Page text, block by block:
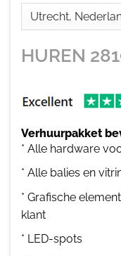
HUREN
Verhuurpakket
* Alle hardware
* Alle balies en
* Grafische
klant
* LED-spots